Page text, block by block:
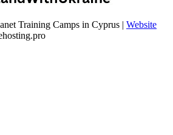
Training Camps in Cyprus | Website